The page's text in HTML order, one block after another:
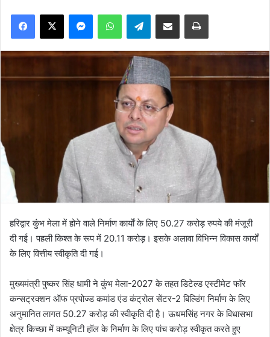
Facebook
X MessengerWhatsAppTelegramShare via Email Print
हरिद्वार कुंभ मेला में होने वाले निर्माण कार्याें के लिए 50.27 करोड़ रुपये की मंजूरी
दी गई। पहली किश्त के रूप में 20.11 करोड़। इसके अलावा विभिन्न विकास कार्यों
के लिए वित्तीय स्वीकृति दी गई।
मुख्यमंत्री पुष्कर सिंह धामी ने कुंभ मेला-2027 के तहत डिटेल्ड एस्टीमेट फॉर
कन्सट्रक्शन ऑफ प्रपोज्ड कमांड एंड कंट्रोल सेंटर-2 बिल्डिंग निर्माण के लिए
अनुमानित लागत 50.27 करोड़ की स्वीकृति दी है। ऊधमसिंह नगर के विधासभा
क्षेत्र किच्छा में कम्यूनिटी हॉल के निर्माण के लिए पांच करोड़ स्वीकृत करते हुए